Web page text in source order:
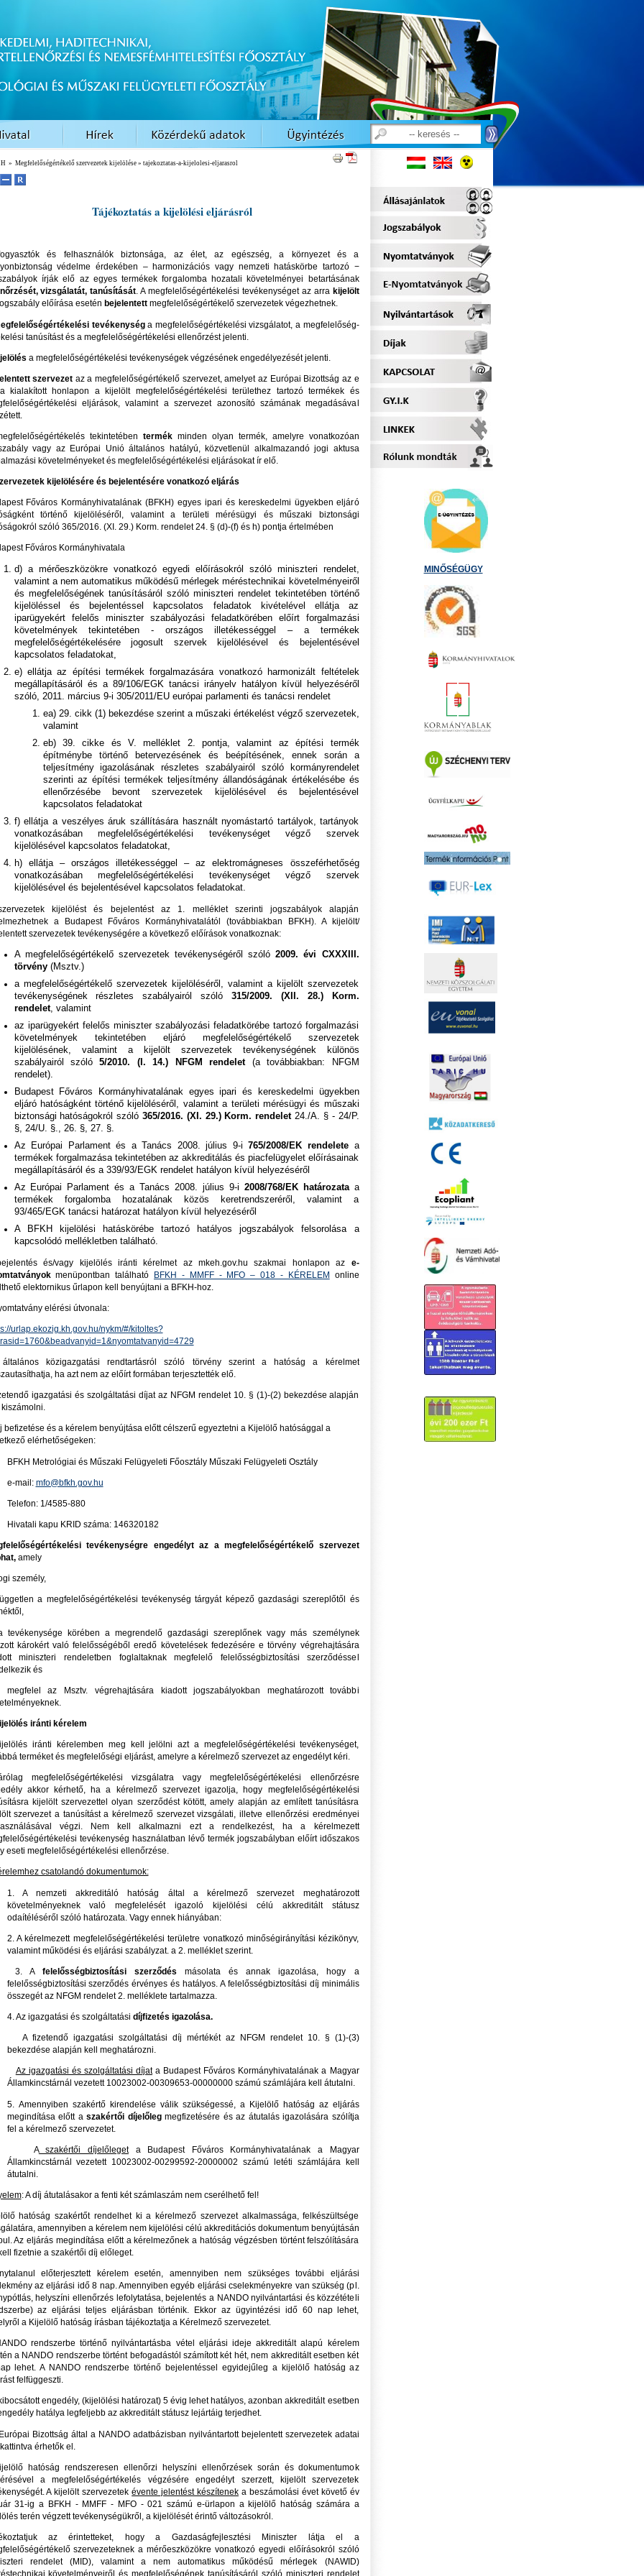
» Megfelelőségértékelő szervezetek kijelölése» tajekoztatas-a-kijelolesi-eljarasrol
Tájékoztatása kijelölési eljárásról
és felhasználók biztonsága, az élet, az egészség, a környezet és a
védelme érdekében – harmonizációs vagy nemzeti hatáskörbe tartozó −
írják elő az egyes termékek forgalomba hozatali követelményei betartásának
vizsgálatát, tanúsítását. A megfelelőségértékelési tevékenységet az arra kijelölt
előírása esetén bejelentett megfelelőségértékelő szervezetek végezhetnek.
tevékenységa megfelelőségértékelési vizsgálatot, a megfelelőség-
tanúsítást és a megfelelőségértékelési ellenőrzést jelenti.
a megfelelőségértékelési tevékenységek végzésének engedélyezését jelenti.
szervezet az a megfelelőségértékelő szervezet, amelyet az Európai Bizottság az e
kialakított honlapon a kijelölt megfelelőségértékelési területhez tartozó termékek és
eljárások, valamint a szervezet azonosító számának megadásával
tekintetében termék minden olyan termék, amelyre vonatkozóan
vagy az Európai Unió általános hatályú, közvetlenül alkalmazandó jogi aktusa
követelményeket és megfelelőségértékelési eljárásokat ír elő.
kijelölésére és bejelentésére vonatkozó eljárás
Főváros Kormányhivatalának (BFKH) egyes ipari és kereskedelmi ügyekben eljáró
történő kijelöléséről, valamint a területi mérésügyi és műszaki biztonsági
szóló 365/2016. (XI. 29.) Korm. rendelet 24. § (d)-(f) és h) pontja értelmében
Főváros Kormányhivatala
d) a mérőeszközökre vonatkozó egyedi előírásokról szóló miniszteri rendelet,
valamint a nem automatikus működésű mérlegek méréstechnikai követelményeiről
és megfelelőségének tanúsításáról szóló miniszteri rendelet tekintetében történő
kijelöléssel és bejelentéssel kapcsolatos feladatok kivételével ellátja az
iparügyekért felelős miniszter szabályozási feladatkörében előírt forgalmazási
követelmények tekintetében - országos illetékességgel – a termékek
megfelelőségértékelésére jogosult szervek kijelölésével és bejelentésével
kapcsolatos feladatokat,
e) ellátja az építési termékek forgalmazására vonatkozó harmonizált feltételek
megállapításáról és a 89/106/EGK tanácsi irányelv hatályon kívül helyezéséről
szóló, 2011. március 9-i 305/2011/EU európai parlamenti és tanácsi rendelet
ea) 29. cikk (1) bekezdése szerint a műszaki értékelést végző szervezetek,
valamint
eb) 39. cikke és V. melléklet 2. pontja, valamint az építési termék
építménybe történő betervezésének és beépítésének, ennek során a
teljesítmény igazolásának részletes szabályairól szóló kormányrendelet
szerinti az építési termékek teljesítmény állandóságának értékelésébe és
ellenőrzésébe bevont szervezetek kijelölésével és bejelentésével
kapcsolatos feladatokat
f) ellátja a veszélyes áruk szállítására használt nyomástartó tartályok, tartányok
vonatkozásában megfelelőségértékelési tevékenységet végző szervek
kijelölésével kapcsolatos feladatokat,
h) ellátja – országos illetékességgel – az elektromágneses összeférhetőség
vonatkozásában megfelelőségértékelési tevékenységet végző szervek
kijelölésével és bejelentésével kapcsolatos feladatokat.
kijelölést és bejelentést az 1. melléklet szerinti jogszabályok alapján
a Budapest Főváros Kormányhivatalától (továbbiakban BFKH). A kijelölt/
szervezetek tevékenységére a következő előírások vonatkoznak:
A megfelelőségértékelő szervezetek tevékenységéről szóló2009. évi CXXXIII.
törvény (Msztv.)
a megfelelőségértékelő szervezetek kijelöléséről, valamint a kijelölt szervezetek
tevékenységének részletes szabályairól szóló 315/2009. (XII. 28.) Korm.
rendelet, valamint
az iparügyekért felelős miniszter szabályozási feladatkörébe tartozó forgalmazási
követelmények tekintetében eljáró megfelelőségértékelő szervezetek
kijelölésének, valamint a kijelölt szervezetek tevékenységének különös
szabályairól szóló5/2010. (I. 14.) NFGM rendelet (a továbbiakban: NFGM
rendelet).
Budapest Főváros Kormányhivatalának egyes ipari és kereskedelmi ügyekben
eljáró hatóságként történő kijelöléséről, valamint a területi mérésügyi és műszaki
biztonsági hatóságokról szóló 365/2016. (XI. 29.) Korm. rendelet24./A. § - 24/P.
§, 24/U. §., 26. §, 27. §.
Az Európai Parlament és a Tanács 2008. július 9-i765/2008/EK rendelete a
termékek forgalmazása tekintetében az akkreditálás és piacfelügyelet előírásainak
megállapításáról és a 339/93/EGK rendelet hatályon kívül helyezéséről
Az Európai Parlament és a Tanács 2008. július 9-i 2008/768/EK határozata a
termékek forgalomba hozatalának közös keretrendszeréről, valamint a
93/465/EGK tanácsi határozat hatályon kívül helyezéséről
A BFKH kijelölési hatáskörébe tartozó hatályos jogszabályok felsorolása a
kapcsolódó mellékletben található.
és/vagy kijelölés iránti kérelmet az mkeh.gov.hu szakmai honlapon az e-
menüpontban található BFKH - MMFF - MFO – 018 - KÉRELEM online
elektornikus űrlapon kell benyújtani a BFKH-hoz.
elérési útvonala:
urlap.ekozig.kh.gov.hu/nykm/#/kitoltes?
közigazgatási rendtartásról szóló törvény szerint a hatóság a kérelmet
ha azt nem az előírt formában terjesztették elő.
igazgatási és szolgáltatási díjat az NFGM rendelet 10. § (1)-(2) bekezdése alapján
kiszámolni.
befizetése és a kérelem benyújtása előtt célszerű egyeztetni a Kijelölő hatósággal a
elérhetőségeken:
BFKH Metrológiai és Műszaki Felügyeleti Főosztály Műszaki Felügyeleti Osztály
e-mail: mfo@bfkh.gov.hu
Telefon: 1/4585-880
Hivatali kapu KRID száma: 146320182
tevékenységre engedélyt az a megfelelőségértékelő szervezet
amely
személy,
a megfelelőségértékelési tevékenység tárgyát képező gazdasági szereplőtől és
tevékenysége körében a megrendelő gazdasági szereplőnek vagy más személynek
károkért való felelősségéből eredő követelések fedezésére e törvény végrehajtására
miniszteri rendeletben foglaltaknak megfelelő felelősségbiztosítási szerződéssel
és
megfelel az Msztv. végrehajtására kiadott jogszabályokban meghatározott további
iránti kérelem
iránti kérelemben meg kell jelölni azt a megfelelőségértékelési tevékenységet,
terméket és megfelelőségi eljárást, amelyre a kérelmező szervezet az engedélyt kéri.
megfelelőségértékelési vizsgálatra vagy megfelelőségértékelési ellenőrzésre
akkor kérhető, ha a kérelmező szervezet igazolja, hogy megfelelőségértékelési
kijelölt szervezettel olyan szerződést kötött, amely alapján az említett tanúsításra
szervezet a tanúsítást a kérelmező szervezet vizsgálati, illetve ellenőrzési eredményei
végzi. Nem kell alkalmazni ezt a rendelkezést, ha a kérelmezett
tevékenység használatban lévő termék jogszabályban előírt időszakos
eseti megfelelőségértékelési ellenőrzése.
csatolandó dokumentumok:
1. A nemzeti akkreditáló hatóság által a kérelmező szervezet meghatározott
követelményeknek való megfelelését igazoló kijelölési célú akkreditált státusz
odaítéléséről szóló határozata. Vagy ennek hiányában:
2. A kérelmezett megfelelőségértékelési területre vonatkozó minőségirányítási kézikönyv,
valamint működési és eljárási szabályzat. a 2. melléklet szerint.
3. A felelősségbiztosítási szerződés másolata és annak igazolása, hogy a
felelősségbiztosítási szerződés érvényes és hatályos. A felelősségbiztosítási díj minimális
összegét az NFGM rendelet 2. melléklete tartalmazza.
4. Az igazgatási és szolgáltatási díjfizetés igazolása.
A fizetendő igazgatási szolgáltatási díj mértékét az NFGM rendelet 10. § (1)-(3)
bekezdése alapján kell meghatározni.
Az igazgatási és szolgáltatási díjata Budapest Főváros Kormányhivatalának a Magyar
Államkincstárnál vezetett 10023002-00309653-00000000 számú számlájára kell átutalni.
5. Amennyiben szakértő kirendelése válik szükségessé, a Kijelölő hatóság az eljárás
megindítása előtt a szakértői díjelőlegmegfizetésére és az átutalás igazolására szólítja
fel a kérelmező szervezetet.
Aszakértői díjelőlegeta Budapest Főváros Kormányhivatalának a Magyar
Államkincstárnál vezetett 10023002-00299592-20000002 számú letéti számlájára kell
átutalni.
: A díj átutalásakor a fenti két számlaszám nem cserélhető fel!
hatóság szakértőt rendelhet ki a kérelmező szervezet alkalmassága, felkészültsége
amennyiben a kérelem nem kijelölési célú akkreditációs dokumentum benyújtásán
Az eljárás megindítása előtt a kérelmezőnek a hatóság végzésben történt felszólítására
fizetnie a szakértői díj előleget.
előterjesztett kérelem esetén, amennyiben nem szükséges további eljárási
az eljárási idő 8 nap. Amennyiben egyéb eljárási cselekményekre van szükség (pl.
helyszíni ellenőrzés lefolytatása, bejelentés a NANDO nyilvántartási és közzétételi
az eljárási teljes eljárásban történik. Ekkor az ügyintézési idő 60 nap lehet,
a Kijelölő hatóság írásban tájékoztatja a Kérelmező szervezetet.
rendszerbe történő nyilvántartásba vétel eljárási ideje akkreditált alapú kérelem
a NANDO rendszerbe történt befogadástól számított két hét, nem akkreditált esetben két
lehet. A NANDO rendszerbe történő bejelentéssel egyidejűleg a kijelölő hatóság az
felfüggeszti.
engedély, (kijelölési határozat) 5 évig lehet hatályos, azonban akkreditált esetben
hatálya legfeljebb az akkreditált státusz lejártáig terjedhet.
Bizottság által a NANDO adatbázisban nyilvántartott bejelentett szervezetek adatai
kattintva érhetők el.
hatóság rendszeresen ellenőrzi helyszíni ellenőrzések során és dokumentumok
a megfelelőségértékelés végzésére engedélyt szerzett, kijelölt szervezetek
A kijelölt szervezetekévente jelentést készíteneka beszámolási évet követő év
31-ig a BFKH - MMFF - MFO - 021 számú e-ürlapon a kijelölő hatóság számára a
terén végzett tevékenységükről, a kijelölését érintő változásokról.
az érintetteket, hogy a Gazdaságfejlesztési Miniszter látja el a
szervezeteknek a mérőeszközökre vonatkozó egyedi előírásokról szóló
rendelet (MID), valamint a nem automatikus működésű mérlegek (NAWID)
követelményeiről és megfelelőségének tanúsításáról szóló miniszteri rendelet
MINŐSÉGÜGY